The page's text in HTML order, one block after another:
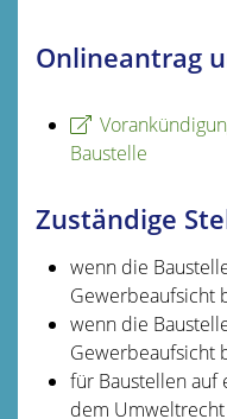
Onlineantrag
Baustelle
Zuständige
wenn die
Gewerbeaufsicht
wenn die
Gewerbeaufsicht
für Baustellen auf
dem